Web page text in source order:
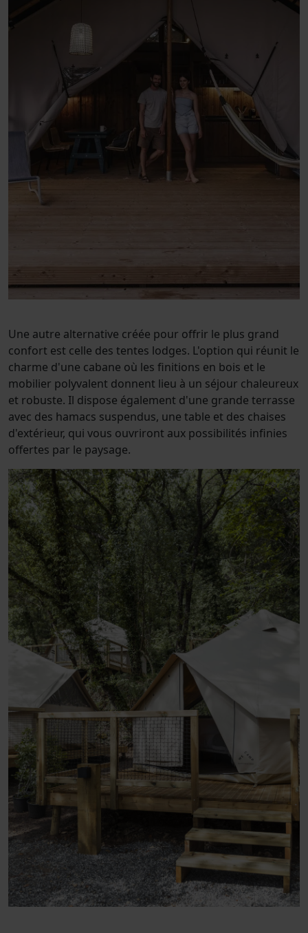
Une autre alternative créée pour offrir le plus grand
confort est celle des tentes lodges. L'option qui réunit le
charme d'une cabane où les finitions en bois et le
mobilier polyvalent donnent lieu à un séjour chaleureux
et robuste. Il dispose également d'une grande terrasse
avec des hamacs suspendus, une table et des chaises
d'extérieur, qui vous ouvriront aux possibilités infinies
offertes par le paysage.